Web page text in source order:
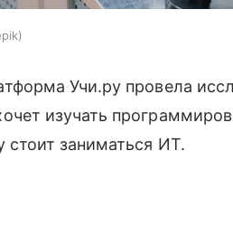
Учи.ру провела
изучать
стоит заниматься ИТ.